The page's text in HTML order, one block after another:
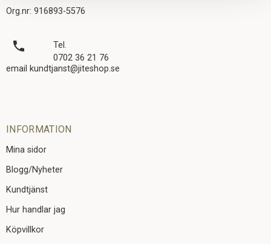
Org.nr: 916893-5576
local_phone
Tel.
0702 36 21 76
email kundtjanst@jiteshop.se
INFORMATION
Mina sidor
Blogg/Nyheter
Kundtjänst
Hur handlar jag
Köpvillkor